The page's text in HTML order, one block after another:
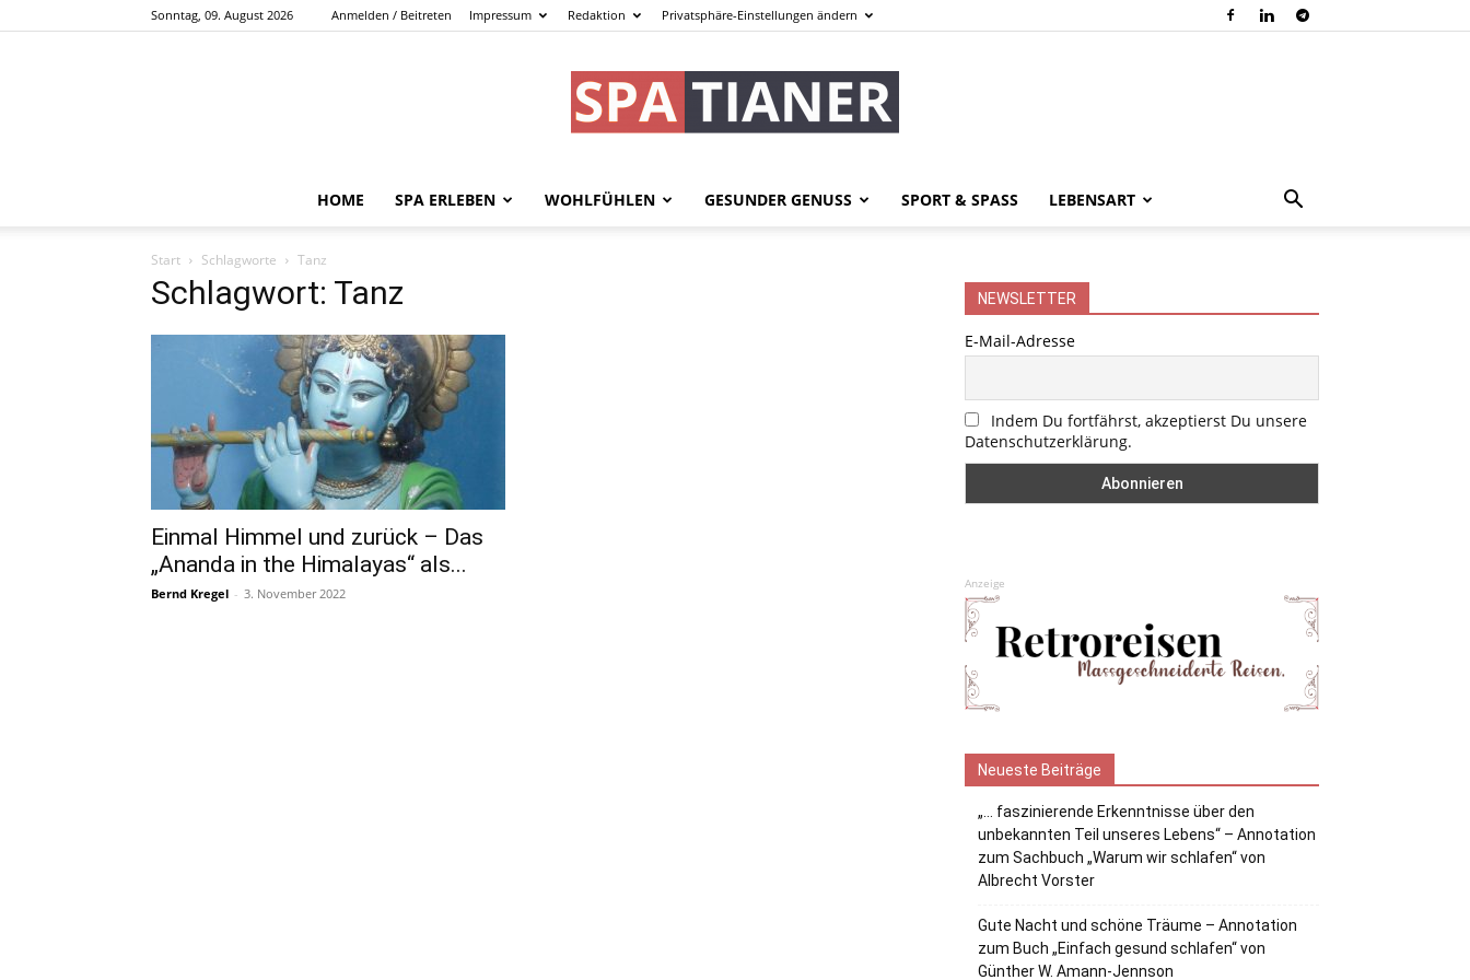
Sonntag, 09. August 2026 Anmelden / Beitreten Impressum Redaktion Privatsphäre-Einstellungen ändern
spatianer.de
HOME SPA ERLEBEN WOHLFÜHLEN GESUNDER GENUSS SPORT & SPASS LEBENSART
Start Schlagworte Tanz
Schlagwort: Tanz
Einmal Himmel und zurück – Das
„Ananda in the Himalayas“ als...
Bernd Kregel - 3. November 2022
NEWSLETTER
E-Mail-Adresse
Indem Du fortfährst, akzeptierst Du unsere
Datenschutzerklärung.
Anzeige
Neueste Beiträge
„… faszinierende Erkenntnisse über den
unbekannten Teil unseres Lebens“ – Annotation
zum Sachbuch „Warum wir schlafen“ von
Albrecht Vorster
Gute Nacht und schöne Träume – Annotation
zum Buch „Einfach gesund schlafen“ von
Günther W. Amann-Jennson